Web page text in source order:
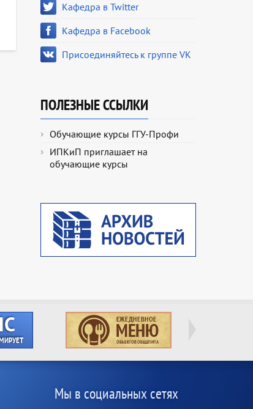
Кафедра в Twitter
Кафедра в Facebook
Присоединяйтесь к группе VK
ПОЛЕЗНЫЕ ССЫЛКИ
Обучающие курсы ГГУ-Профи
ИПКиП приглашает на
обучающие курсы
Мы в социальных сетях